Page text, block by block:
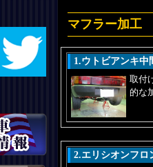
マフラー加工
1.ウトビアンキ中
取付
的な
2.エリシオンフロ